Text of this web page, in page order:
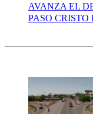
AVANZA EL
PASO CRISTO